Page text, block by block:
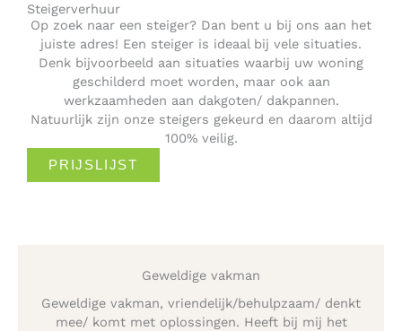
Steigerverhuur
Op zoek naar een steiger? Dan bent u bij ons aan het
juiste adres! Een steiger is ideaal bij vele situaties.
Denk bijvoorbeeld aan situaties waarbij uw woning
geschilderd moet worden, maar ook aan
werkzaamheden aan dakgoten/ dakpannen.
Natuurlijk zijn onze steigers gekeurd en daarom altijd
100% veilig.
PRIJSLIJST
Geweldige vakman
Geweldige vakman, vriendelijk/behulpzaam/ denkt
mee/ komt met oplossingen. Heeft bij mij het